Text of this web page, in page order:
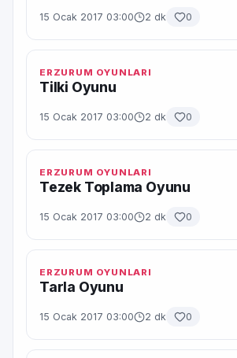
15 Ocak 2017 03:00 2 dk 0
ERZURUM OYUNLARI
Tilki Oyunu
15 Ocak 2017 03:00 2 dk 0
ERZURUM OYUNLARI
Tezek Toplama Oyunu
15 Ocak 2017 03:00 2 dk 0
ERZURUM OYUNLARI
Tarla Oyunu
15 Ocak 2017 03:00 2 dk 0